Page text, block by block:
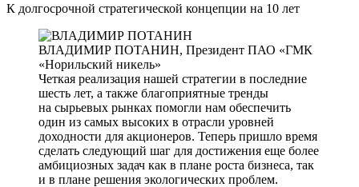
К долгосрочной стратегической концепции на 10 лет
ВЛАДИМИР ПОТАНИН, Президент ПАО «ГМК
«Норильский никель»
Четкая реализация нашей стратегии в последние
шесть лет, а также благоприятные тренды
на сырьевых рынках помогли нам обеспечить
один из самых высоких в отрасли уровней
доходности для акционеров. Теперь пришло время
сделать следующий шаг для достижения еще более
амбициозных задач как в плане роста бизнеса, так
и в плане решения экологических проблем.